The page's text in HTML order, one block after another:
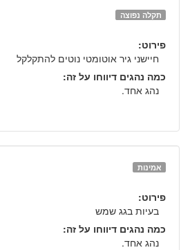
תקלה נפוצה
פירוט:
חיישני גיר אוטומטי נוטים להתקלקל
כמה נהגים דיווחו על זה:
נהג אחד.
אמינות
פירוט:
בעיות בגג שמש
כמה נהגים דיווחו על זה:
נהג אחד.